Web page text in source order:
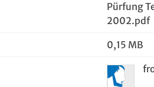
Pürfung
2002.pdf
0,15 MB